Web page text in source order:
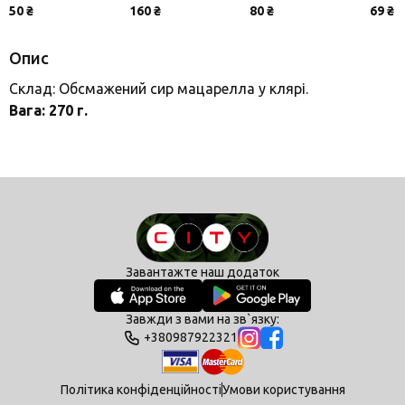
50 ₴ 160 ₴ 80 ₴ 69 ₴
Опис
Склад: Обсмажений сир мацарелла у клярі.
Вага: 270 г.
Завантажте наш додаток
Завжди з вами на зв`язку:
+380987922321
Політика конфіденційностіУмови користування